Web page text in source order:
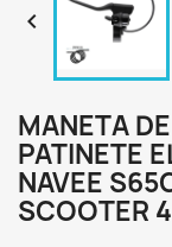

MANETA
PATINETE
NAVEE
SCOOTER